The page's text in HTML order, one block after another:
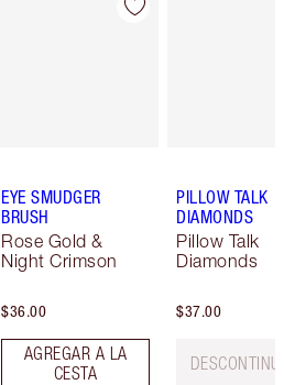
EYE SMUDGER
BRUSH
Rose Gold &
Night Crimson
$36.00
AGREGAR A LA
CESTA
PILLOW TALK
DIAMONDS
Pillow Talk
Diamonds
$37.00